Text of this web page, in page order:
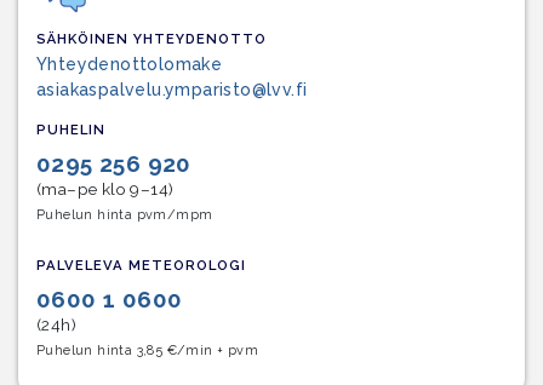
SÄHKÖINEN YHTEYDENOTTO
Yhteydenottolomake
asiakaspalvelu.ymparisto@lvv.fi
PUHELIN
0295 256 920
(ma–pe klo 9–14)
Puhelun hinta pvm/mpm
PALVELEVA METEOROLOGI
0600 1 0600
(24h)
Puhelun hinta 3,85 €/min + pvm